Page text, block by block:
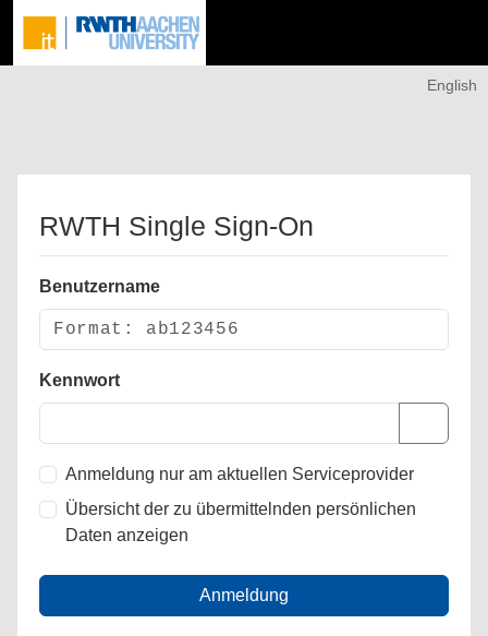
English
RWTH Single Sign-On
Benutzername
Kennwort
Anmeldung nur am aktuellen Serviceprovider
Übersicht der zu übermittelnden persönlichen
Daten anzeigen
Anmeldung